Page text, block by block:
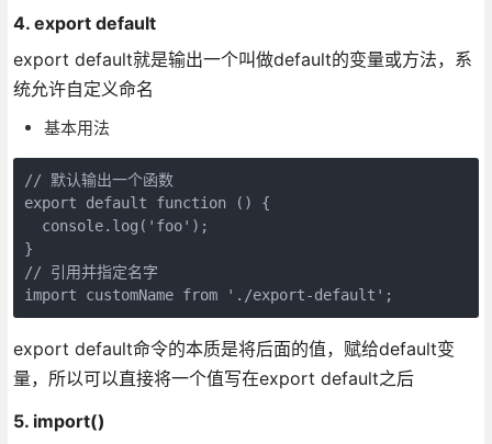
4. export default
export default就是输出一个叫做default的变量或方法，系
统允许自定义命名
基本用法
// 默认输出一个函数
export default function () {
  console.log('foo');
}
// 引用并指定名字
import customName from './export-default';
export default命令的本质是将后面的值，赋给default变
量，所以可以直接将一个值写在export default之后
5. import()